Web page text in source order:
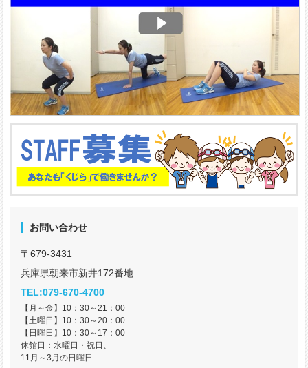
お問い合わせ
〒679-3431
兵庫県朝来市新井172番地
TEL:079-670-4700
【月～金】10：30～21：00
【土曜日】10：30～20：00
【日曜日】10：30～17：00
休館日：水曜日・祝日、
11月～3月の日曜日